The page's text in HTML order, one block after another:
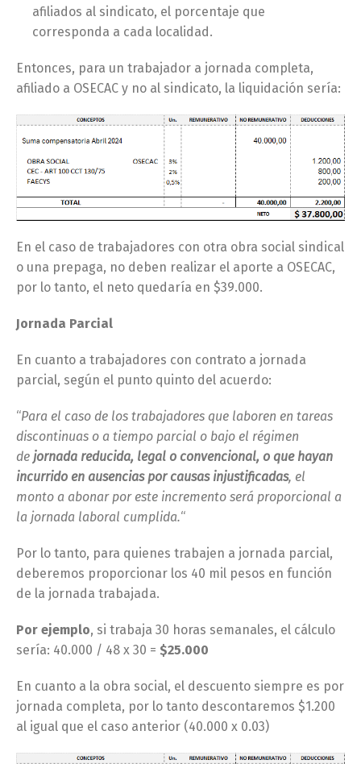
afiliados al sindicato, el porcentaje que
corresponda a cada localidad.
Entonces, para un trabajador a jornada completa,
afiliado a OSECAC y no al sindicato, la liquidación sería:
En el caso de trabajadores con otra obra social sindical
o una prepaga, no deben realizar el aporte a OSECAC,
por lo tanto, el neto quedaría en $39.000.
Jornada Parcial
En cuanto a trabajadores con contrato a jornada
parcial, según el punto quinto del acuerdo:
“Para el caso de los trabajadores que laboren en tareas
discontinuas o a tiempo parcial o bajo el régimen
de jornada reducida, legal o convencional, o que hayan
incurrido en ausencias por causas injustificadas, el
monto a abonar por este incremento será proporcional a
la jornada laboral cumplida.“
Por lo tanto, para quienes trabajen a jornada parcial,
deberemos proporcionar los 40 mil pesos en función
de la jornada trabajada.
Por ejemplo, si trabaja 30 horas semanales, el cálculo
sería: 40.000 / 48 x 30 = $25.000
En cuanto a la obra social, el descuento siempre es por
jornada completa, por lo tanto descontaremos $1.200
al igual que el caso anterior (40.000 x 0.03)